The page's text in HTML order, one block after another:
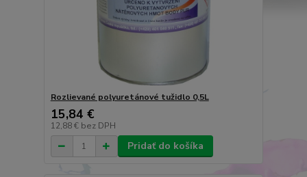
Rozlievané polyuretánové tužidlo 0,5L
15,84 €
12,88 € bez DPH
Pridať do košíka